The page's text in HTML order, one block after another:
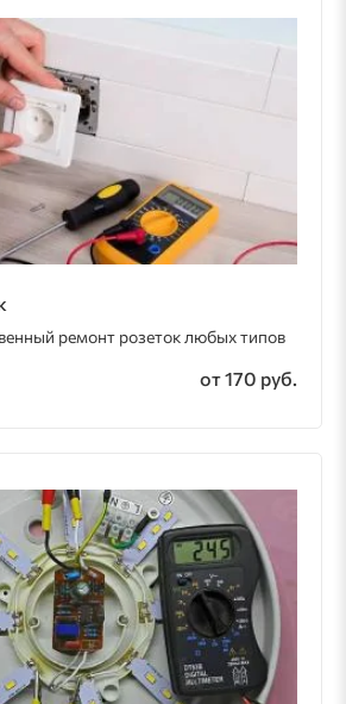
ремонт розеток любых типов
от 170 руб.